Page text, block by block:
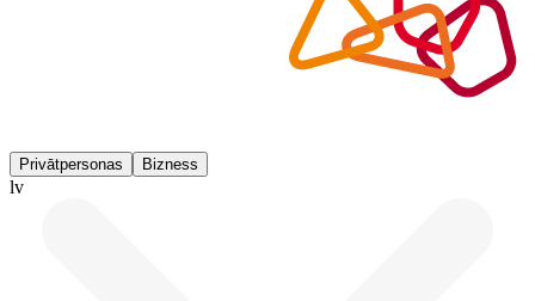
Privātpersonas Bizness
lv